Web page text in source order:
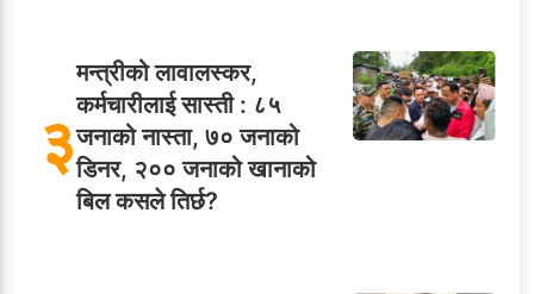
३
मन्त्रीको लावालस्कर,
कर्मचारीलाई सास्ती : ८५
जनाको नास्ता, ७० जनाको
डिनर, २०० जनाको खानाको
बिल कसले तिर्छ?